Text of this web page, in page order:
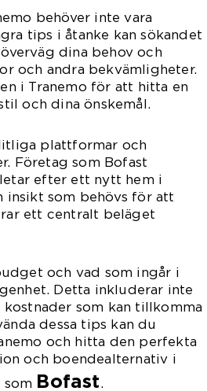
behöver inte vara
tips i åtanke kan sökandet
dina behov och
och andra bekvämligheter.
i Tranemo för att hitta en
och dina önskemål.
plattformar och
Företag som Bofast
efter ett nytt hem i
insikt som behövs för att
ett centralt beläget
och vad som ingår i
Detta inkluderar inte
kostnader som kan tillkomma
dessa tips kan du
och hitta den perfekta
och boendealternativ i
Bofast.